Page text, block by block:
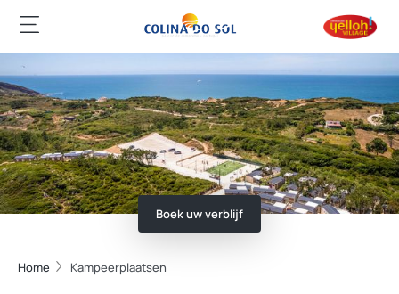
Boek uw verblijf
Home Kampeerplaatsen